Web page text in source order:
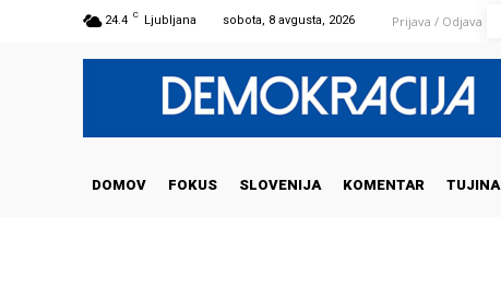
24.4 C Ljubljana sobota, 8 avgusta, 2026 Prijava / Odjava
DOMOV FOKUS SLOVENIJA KOMENTAR TUJINA